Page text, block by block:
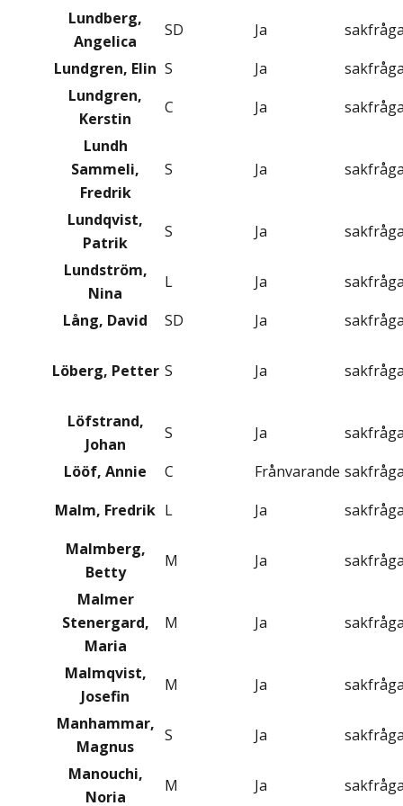
Lundberg,
Angelica
SD Ja
Lundgren, Elin S Ja
Lundgren,
Kerstin
C Ja
Lundh
Sammeli,
Fredrik
S Ja
Lundqvist,
Patrik
S Ja
Lundström,
Nina
L Ja
Lång, David
SD Ja
Löberg, Petter S Ja
Löfstrand,
Johan
S Ja
Lööf, Annie
C Frånvarande
Malm, Fredrik L Ja
Malmberg,
Betty
M Ja
Malmer
Stenergard,
Maria
M Ja
Malmqvist,
Josefin
M Ja
Manhammar,
Magnus
S Ja
Manouchi,
Noria
M Ja